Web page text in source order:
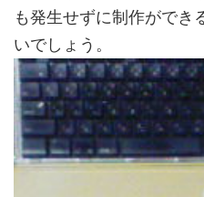
も発生せずに制作ができ
いでしょう。